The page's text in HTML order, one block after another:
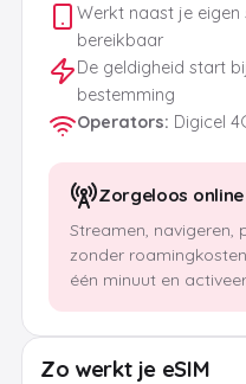
Werkt naast je
bereikbaar
De geldigheid start
bestemming
Operators: Digicel
Zorgeloos
Streamen, navigeren,
zonder
één minuut en
Zo werkt je eSIM